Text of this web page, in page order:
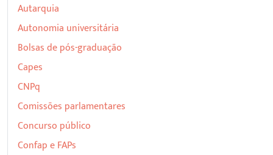
Autarquia
Autonomia universitária
Bolsas de pós-graduação
Capes
CNPq
Comissões parlamentares
Concurso público
Confap e FAPs